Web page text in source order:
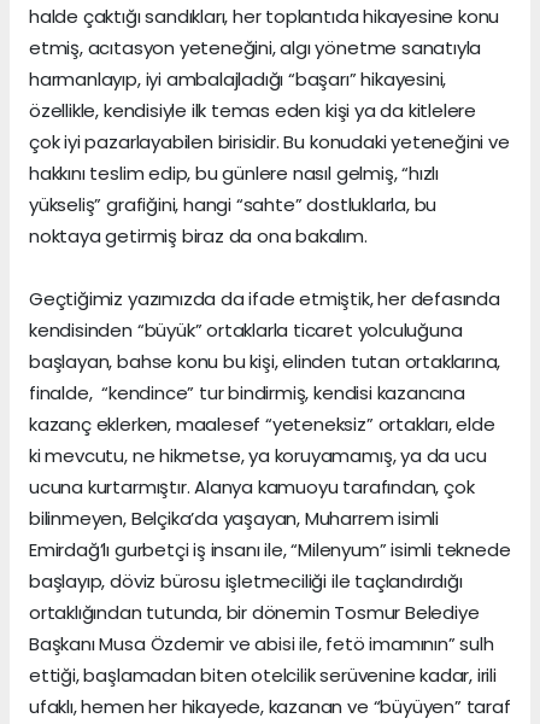
halde çaktığı sandıkları, her toplantıda hikayesine konu
etmiş, acıtasyon yeteneğini, algı yönetme sanatıyla
harmanlayıp, iyi ambalajladığı “başarı” hikayesini,
özellikle, kendisiyle ilk temas eden kişi ya da kitlelere
çok iyi pazarlayabilen birisidir. Bu konudaki yeteneğini ve
hakkını teslim edip, bu günlere nasıl gelmiş, “hızlı
yükseliş” grafiğini, hangi “sahte” dostluklarla, bu
noktaya getirmiş biraz da ona bakalım.
Geçtiğimiz yazımızda da ifade etmiştik, her defasında
kendisinden “büyük” ortaklarla ticaret yolculuğuna
başlayan, bahse konu bu kişi, elinden tutan ortaklarına,
finalde, “kendince” tur bindirmiş, kendisi kazancına
kazanç eklerken, maalesef “yeteneksiz” ortakları, elde
ki mevcutu, ne hikmetse, ya koruyamamış, ya da ucu
ucuna kurtarmıştır. Alanya kamuoyu tarafından, çok
bilinmeyen, Belçika’da yaşayan, Muharrem isimli
Emirdağ’lı gurbetçi iş insanı ile, “Milenyum” isimli teknede
başlayıp, döviz bürosu işletmeciliği ile taçlandırdığı
ortaklığından tutunda, bir dönemin Tosmur Belediye
Başkanı Musa Özdemir ve abisi ile, fetö imamının” sulh
ettiği, başlamadan biten otelcilik serüvenine kadar, irili
ufaklı, hemen her hikayede, kazanan ve “büyüyen” taraf